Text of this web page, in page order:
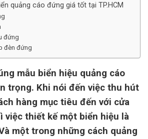
quảng cáo đứng giá tốt tại TP.HCM
đứng
đèn đứng
mẫu biển hiệu quảng cáo
trọng. Khi nói đến việc thu hút
hàng mục tiêu đến với cửa
việc thiết kế một biển hiệu là
một trong những cách quảng